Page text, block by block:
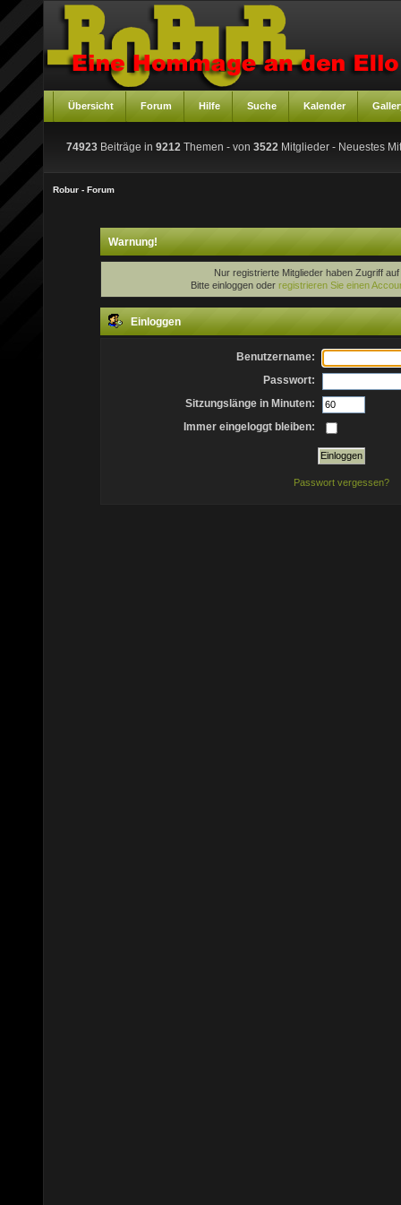
Übersicht Forum Hilfe Suche Kalender
74923 Beiträge in 9212 Themen - von 3522 Mitglieder - Neuestes
Robur - Forum
Warnung!
Nur registrierte Mitglieder haben Zugriff
Bitte einloggen oder registrieren Sie einen
Einloggen
Benutzername:
Passwort:
Sitzungslänge in Minuten:
Immer eingeloggt bleiben:
Passwort vergessen?